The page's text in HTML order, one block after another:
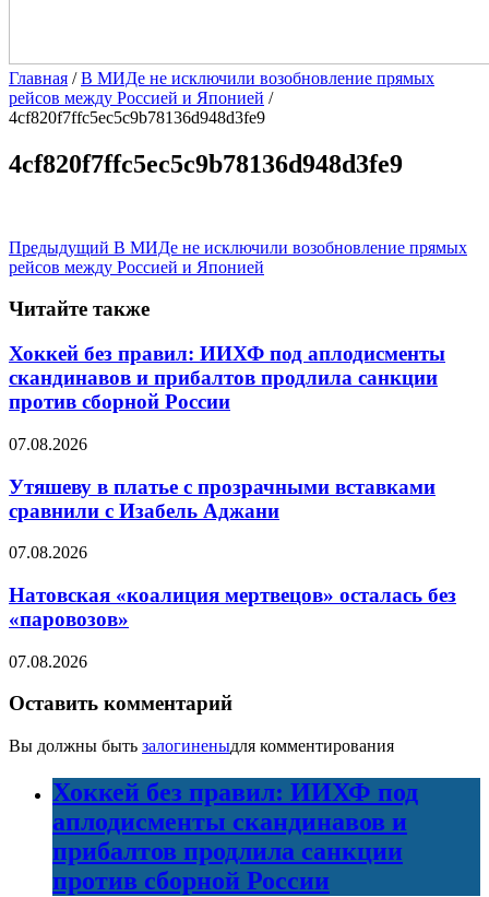
Главная /В МИДе не исключили возобновление прямых
рейсов между Россией и Японией /
4cf820f7ffc5ec5c9b78136d948d3fe9
4cf820f7ffc5ec5c9b78136d948d3fe9
Предыдущий В МИДе не исключили возобновление прямых
рейсов между Россией и Японией
Читайте также
Хоккей без правил: ИИХФ под аплодисменты
скандинавов и прибалтов продлила санкции
против сборной России
07.08.2026
Утяшеву в платье с прозрачными вставками
сравнили с Изабель Аджани
07.08.2026
Натовская «коалиция мертвецов» осталась без
«паровозов»
07.08.2026
Оставить комментарий
Вы должны быть залогиненыдля комментирования
Хоккей без правил: ИИХФ под
аплодисменты скандинавов и
прибалтов продлила санкции
против сборной России